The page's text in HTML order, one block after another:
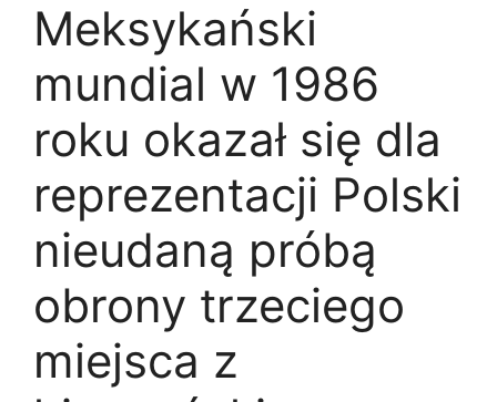
Meksykański
mundial w 1986
roku okazał się dla
reprezentacji Polski
nieudaną próbą
obrony trzeciego
miejsca z